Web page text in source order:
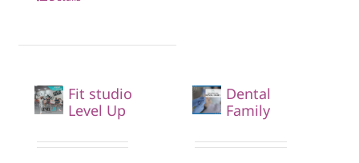
Fit studio
Level Up
Dental
Family